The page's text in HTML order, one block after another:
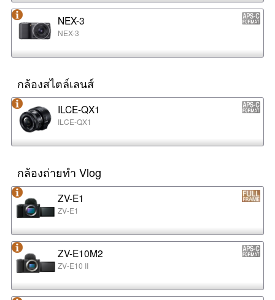
NEX-3
NEX-3
กล้องสไตล์เลนส์
ILCE-QX1
ILCE-QX1
กล้องถ่ายทำ Vlog
ZV-E1
ZV-E1
ZV-E10M2
ZV-E10 II